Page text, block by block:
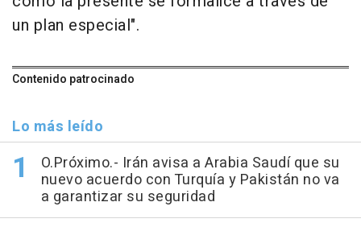
un plan especial".
Contenido patrocinado
Lo más leído
O.Próximo.- Irán avisa a Arabia Saudí que su
nuevo acuerdo con Turquía y Pakistán no va
a garantizar su seguridad